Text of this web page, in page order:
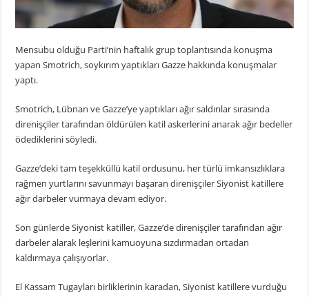
Mensubu olduğu Parti’nin haftalık grup toplantısında konuşma
yapan Smotrich, soykırım yaptıkları Gazze hakkında konuşmalar
yaptı.
Smotrich, Lübnan ve Gazze’ye yaptıkları ağır saldırılar sırasında
direnişçiler tarafından öldürülen katil askerlerini anarak ağır bedeller
ödediklerini söyledi.
Gazze’deki tam teşekküllü katil ordusunu, her türlü imkansızlıklara
rağmen yurtlarını savunmayı başaran direnişçiler Siyonist katillere
ağır darbeler vurmaya devam ediyor.
Son günlerde Siyonist katiller, Gazze’de direnişçiler tarafından ağır
darbeler alarak leşlerini kamuoyuna sızdırmadan ortadan
kaldırmaya çalışıyorlar.
El Kassam Tugayları birliklerinin karadan, Siyonist katillere vurduğu